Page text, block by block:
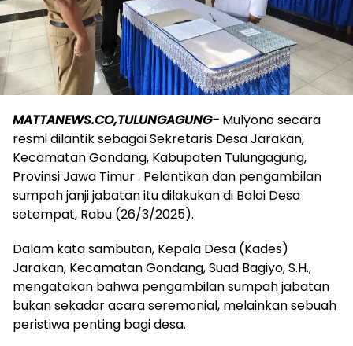
MATTANEWS.CO,TULUNGAGUNG- Mulyono secara
resmi dilantik sebagai Sekretaris Desa Jarakan,
Kecamatan Gondang, Kabupaten Tulungagung,
Provinsi Jawa Timur . Pelantikan dan pengambilan
sumpah janji jabatan itu dilakukan di Balai Desa
setempat, Rabu (26/3/2025).
Dalam kata sambutan, Kepala Desa (Kades)
Jarakan, Kecamatan Gondang, Suad Bagiyo, S.H.,
mengatakan bahwa pengambilan sumpah jabatan
bukan sekadar acara seremonial, melainkan sebuah
peristiwa penting bagi desa.